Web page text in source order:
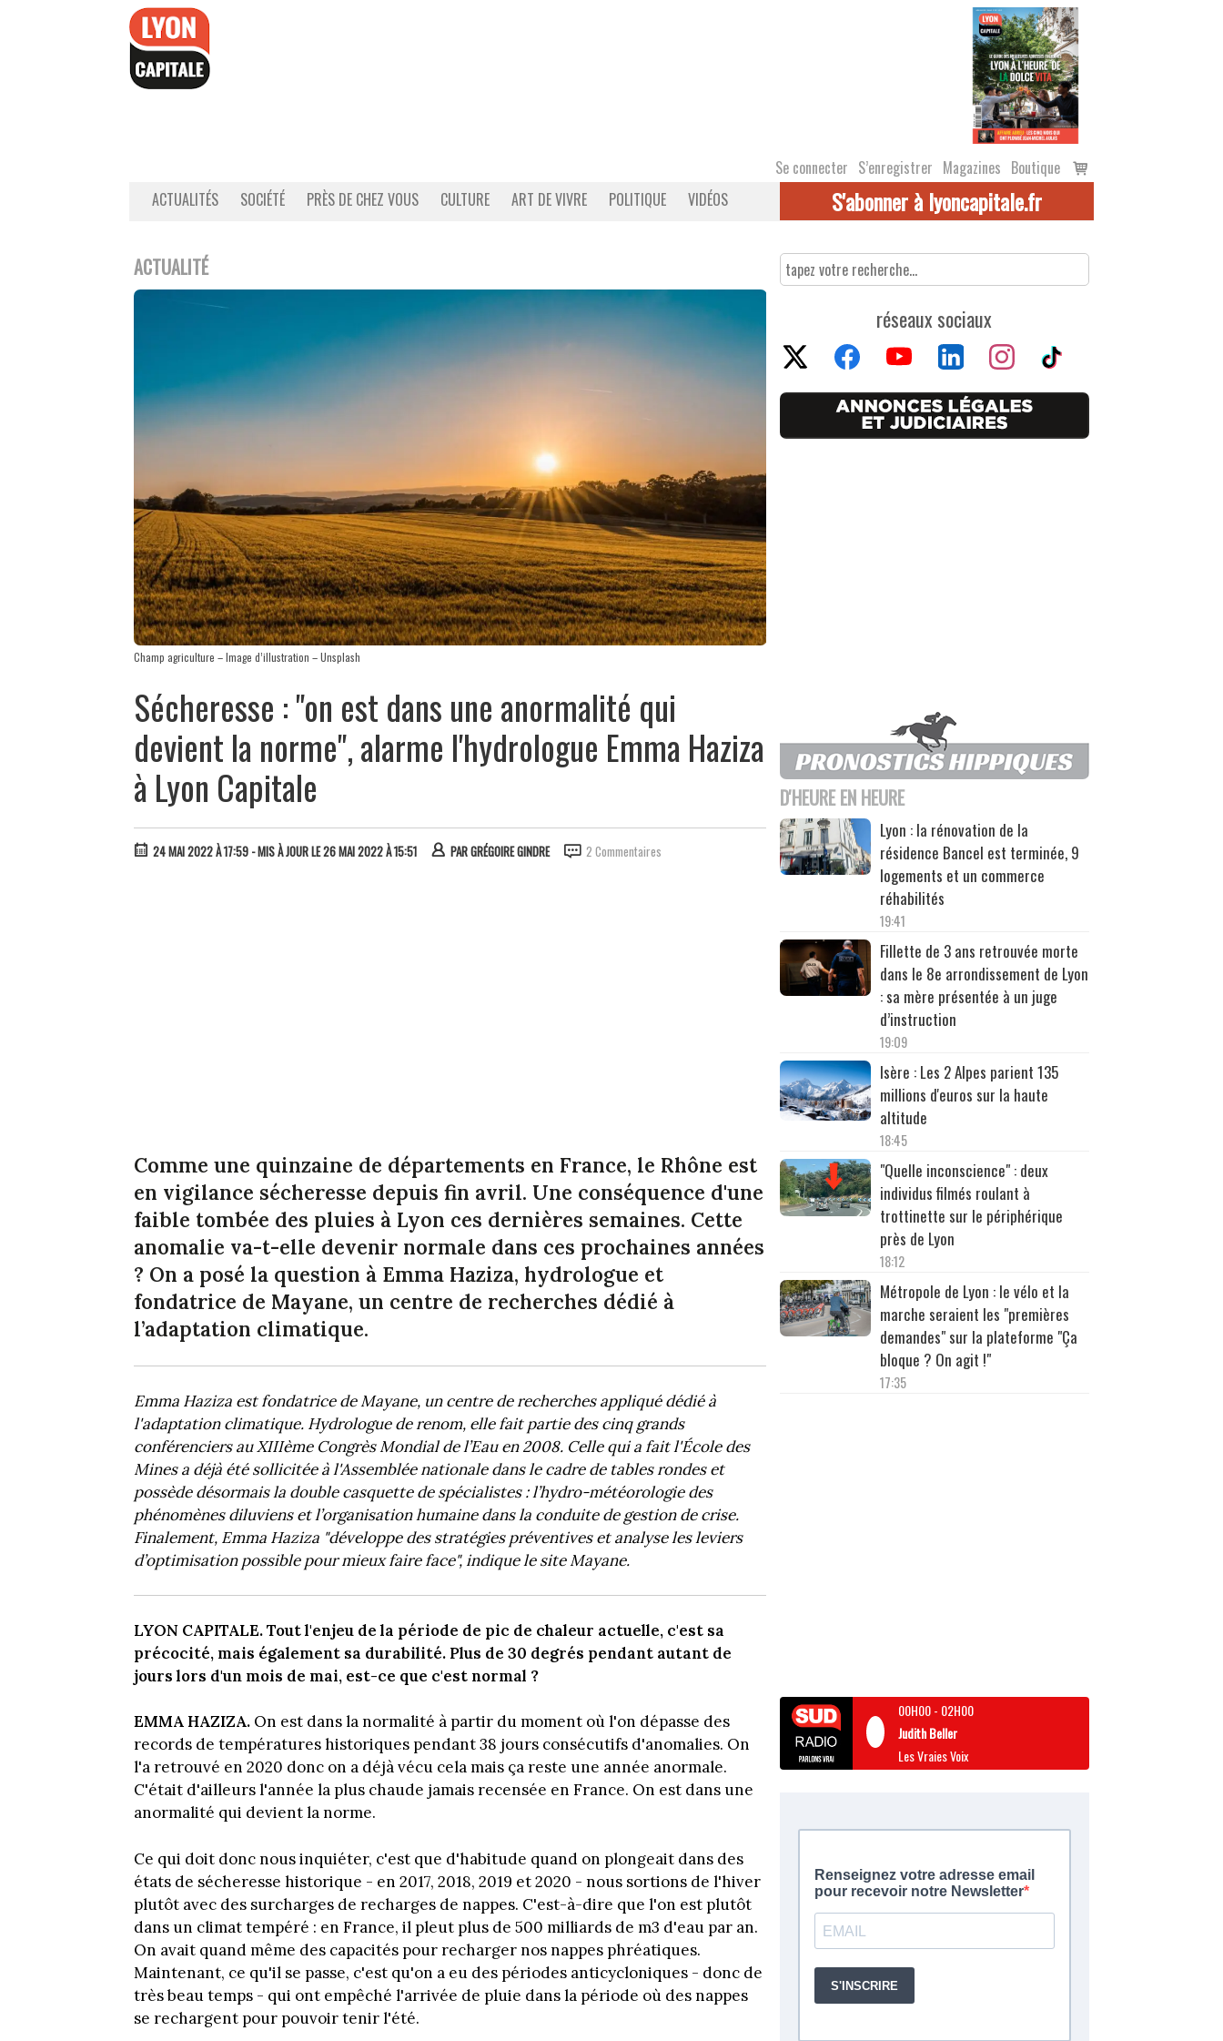
Se connecter S’enregistrer Magazines Boutique
Voir
le
ACTUALITÉS SOCIÉTÉ PRÈS DE CHEZ VOUS CULTURE ART DE VIVRE POLITIQUE VIDÉOS S'abonner à lyoncapitale.fr
ACTUALITÉ
Champ agriculture – Image d’illustration – Unsplash
Sécheresse : "on est dans une anormalité qui
devient la norme", alarme l'hydrologue Emma Haziza
à Lyon Capitale
24 MAI 2022 À 17:59 - MIS À JOUR LE 26 MAI 2022 À 15:51 PARGRÉGOIRE GINDRE 2 Commentaires
Comme une quinzaine de départements en France, le Rhône est
en vigilance sécheresse depuis fin avril. Une conséquence d'une
faible tombée des pluies à Lyon ces dernières semaines. Cette
anomalie va-t-elle devenir normale dans ces prochaines années
? On a posé la question à Emma Haziza, hydrologue et
fondatrice de Mayane, un centre de recherches dédié à
l’adaptation climatique.
Emma Haziza est fondatrice de Mayane, un centre de recherches appliqué dédié à
l'adaptation climatique. Hydrologue de renom, elle fait partie des cinq grands
conférenciers au XIIIème Congrès Mondial de l’Eau en 2008. Celle qui a fait l'École des
Mines a déjà été sollicitée à l'Assemblée nationale dans le cadre de tables rondes et
possède désormais la double casquette de spécialistes : l’hydro-météorologie des
phénomènes diluviens et l’organisation humaine dans la conduite de gestion de crise.
Finalement, Emma Haziza "développe des stratégies préventives et analyse les leviers
d’optimisation possible pour mieux faire face", indique le site Mayane.
LYON CAPITALE. Tout l'enjeu de la période de pic de chaleur actuelle, c'est sa
précocité, mais également sa durabilité. Plus de 30 degrés pendant autant de
jours lors d'un mois de mai, est-ce que c'est normal ?
EMMA HAZIZA. On est dans la normalité à partir du moment où l'on dépasse des
records de températures historiques pendant 38 jours consécutifs d'anomalies. On
l'a retrouvé en 2020 donc on a déjà vécu cela mais ça reste une année anormale.
C'était d'ailleurs l'année la plus chaude jamais recensée en France. On est dans une
anormalité qui devient la norme.
Ce qui doit donc nous inquiéter, c'est que d'habitude quand on plongeait dans des
états de sécheresse historique - en 2017, 2018, 2019 et 2020 - nous sortions de l'hiver
plutôt avec des surcharges de recharges de nappes. C'est-à-dire que l'on est plutôt
dans un climat tempéré : en France, il pleut plus de 500 milliards de m3 d'eau par an.
On avait quand même des capacités pour recharger nos nappes phréatiques.
Maintenant, ce qu'il se passe, c'est qu'on a eu des périodes anticycloniques - donc de
très beau temps - qui ont empêché l'arrivée de pluie dans la période où des nappes
se rechargent pour pouvoir tenir l'été.
réseaux sociaux
D'HEURE EN HEURE
Lyon : la rénovation de la
résidence Bancel est terminée, 9
logements et un commerce
réhabilités
19:41
Fillette de 3 ans retrouvée morte
dans le 8e arrondissement de Lyon
: sa mère présentée à un juge
d’instruction
19:09
Isère : Les 2 Alpes parient 135
millions d'euros sur la haute
altitude
18:45
"Quelle inconscience" : deux
individus filmés roulant à
trottinette sur le périphérique
près de Lyon
18:12
Métropole de Lyon : le vélo et la
marche seraient les "premières
demandes" sur la plateforme "Ça
bloque ? On agit !"
17:35
00H00- 02H00
Judith Beller
Les Vraies Voix